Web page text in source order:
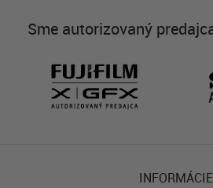
Sme autorizovaný
INFORMÁCIE